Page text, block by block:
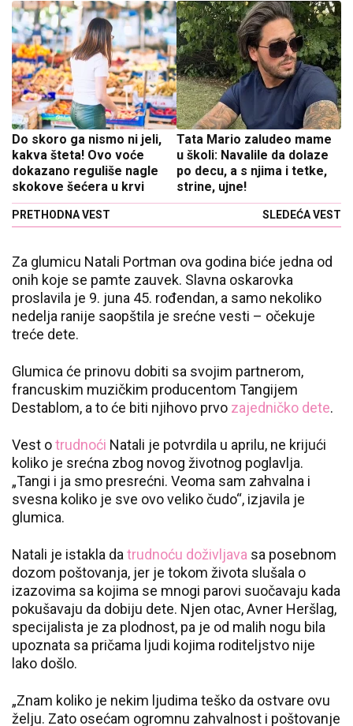
Do skoro ga nismo ni jeli,
kakva šteta! Ovo voće
dokazano reguliše nagle
skokove šećera u krvi
PRETHODNA VEST
Tata Mario zaludeo mame
u školi: Navalile da dolaze
po decu, a s njima i tetke,
strine, ujne!
SLEDEĆA VEST
Za glumicu Natali Portman ova godina biće jedna od
onih koje se pamte zauvek. Slavna oskarovka
proslavila je 9. juna 45. rođendan, a samo nekoliko
nedelja ranije saopštila je srećne vesti – očekuje
treće dete.
Glumica će prinovu dobiti sa svojim partnerom,
francuskim muzičkim producentom Tangijem
Destablom, a to će biti njihovo prvo zajedničko dete.
Vest otrudnoći Natali je potvrdila u aprilu, ne krijući
koliko je srećna zbog novog životnog poglavlja.
„Tangi i ja smo presrećni. Veoma sam zahvalna i
svesna koliko je sve ovo veliko čudo“, izjavila je
glumica.
Natali je istakla da trudnoću doživljava sa posebnom
dozom poštovanja, jer je tokom života slušala o
izazovima sa kojima se mnogi parovi suočavaju kada
pokušavaju da dobiju dete. Njen otac, Avner Heršlag,
specijalista je za plodnost, pa je od malih nogu bila
upoznata sa pričama ljudi kojima roditeljstvo nije
lako došlo.
„Znam koliko je nekim ljudima teško da ostvare ovu
želju. Zato osećam ogromnu zahvalnost i poštovanje